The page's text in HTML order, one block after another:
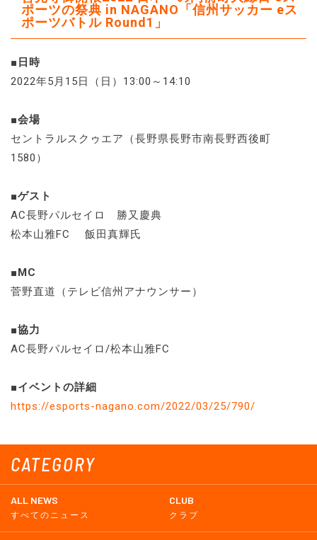
CATEGORY
ALL NEWS
すべてのニュース
CLUB
クラブ
ポーツの祭典 in NAGANO「信州サッカー eス
ポーツバトル Round1」
■日時
2022年5月15日（日）13:00～14:10
■会場
セントラルスクゥエア（長野県長野市南長野西後町
1580）
■ゲスト
AC長野パルセイロ 勝又慶典
松本山雅FC 飯田真輝氏
■MC
菅野直道（テレビ信州アナウンサー）
■協力
AC長野パルセイロ/松本山雅FC
■イベントの詳細
https://esports-nagano.com/2022/03/25/790/